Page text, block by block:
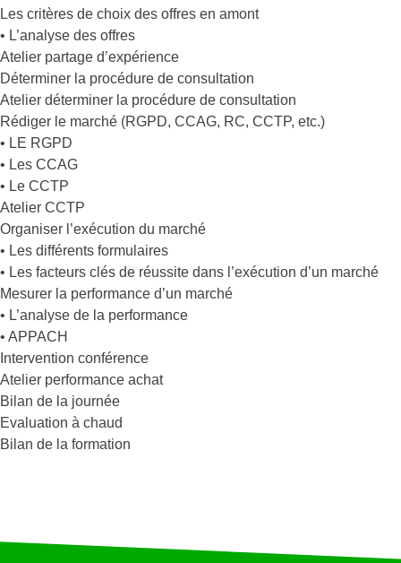
Les critères de choix des offres en amont
• L’analyse des offres
Atelier partage d’expérience
Déterminer la procédure de consultation
Atelier déterminer la procédure de consultation
Rédiger le marché (RGPD, CCAG, RC, CCTP, etc.)
• LE RGPD
• Les CCAG
• Le CCTP
Atelier CCTP
Organiser l’exécution du marché
• Les différents formulaires
• Les facteurs clés de réussite dans l’exécution d’un marché
Mesurer la performance d’un marché
• L’analyse de la performance
• APPACH
Intervention conférence
Atelier performance achat
Bilan de la journée
Evaluation à chaud
Bilan de la formation